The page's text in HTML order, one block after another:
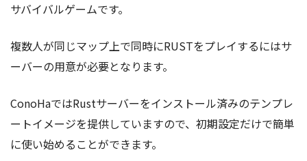
サバイバルゲームです。
複数人が同じマップ上で同時にRUSTをプレイするにはサ
ーバーの用意が必要となります。
ConoHaではRustサーバーをインストール済みのテンプレ
ートイメージを提供していますので、初期設定だけで簡単
に使い始めることができます。